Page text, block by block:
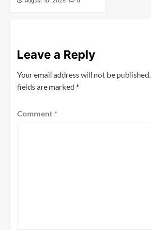
Leave a Reply
Your email address will not be published.
fields are marked*
Comment *